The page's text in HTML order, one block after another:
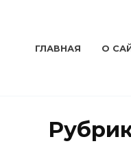
ГЛАВНАЯ О